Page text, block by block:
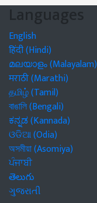
Languages
English
हिंदी (Hindi)
മലയാളം (Malayalam)
मराठी (Marathi)
தமிழ் (Tamil)
বাঙালি (Bengali)
ಕನ್ನಡ (Kannada)
ଓଡିଆ (Odia)
অসমীয়া (Asomiya)
ਪੰਜਾਬੀ
తెలుగు
ગુજરાતી